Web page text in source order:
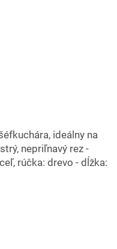
ideálny na
nepriľnavý rez -
rúčka: drevo - dĺžka: